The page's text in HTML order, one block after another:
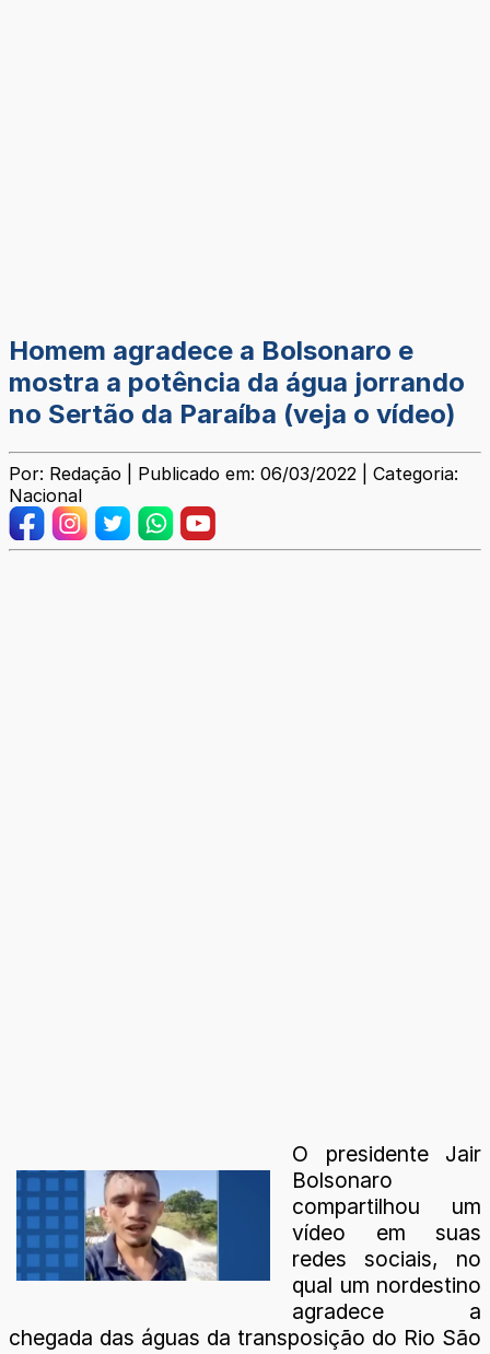
Homem agradece a Bolsonaro e
mostra a potência da água jorrando
no Sertão da Paraíba (veja o vídeo)
Por: Redação | Publicado em: 06/03/2022 | Categoria:
Nacional
O presidente Jair
Bolsonaro
compartilhou um
vídeo em suas
redes sociais, no
qual um nordestino
agradece a
chegada das águas da transposição do Rio São